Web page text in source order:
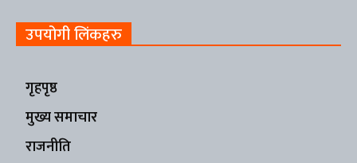
उपयोगी लिंकहरु
गृहपृष्ठ
मुख्य समाचार
राजनीति